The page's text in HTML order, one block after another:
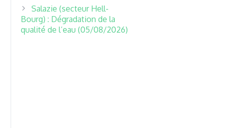
Salazie (secteur Hell-
Bourg) : Dégradation de la
qualité de l’eau (05/08/2026)